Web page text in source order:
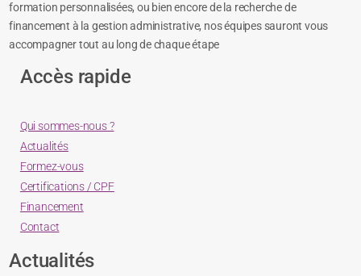
formation personnalisées, ou bien encore de la recherche de
financement à la gestion administrative, nos équipes sauront vous
accompagner tout au long de chaque étape
Accès rapide
Qui sommes-nous ?
Actualités
Formez-vous
Certifications / CPF
Financement
Contact
Actualités